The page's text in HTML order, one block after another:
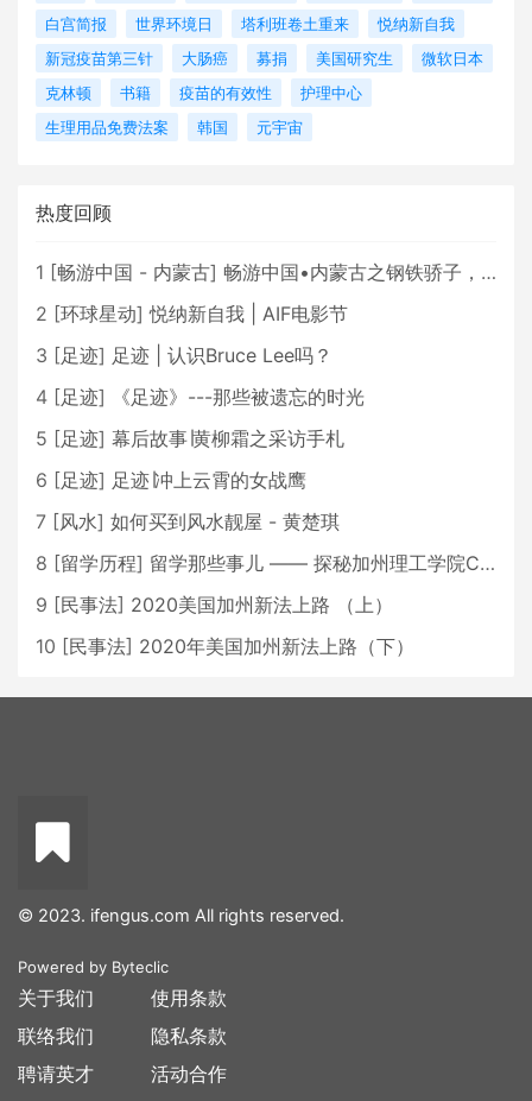
白宫简报
世界环境日 塔利班卷土重来
悦纳新自我
新冠疫苗第三针
大肠癌 募捐 美国研究生
微软日本
克林顿
书籍 疫苗的有效性
护理中心
生理用品免费法案
韩国 元宇宙
热度回顾
1 [畅游中国 - 内蒙古] 畅游中国•内蒙古之钢铁骄子，魅力包头
2 [环球星动] 悦纳新自我 | AIF电影节
3 [足迹] 足迹 | 认识Bruce Lee吗？
4 [足迹]
《足迹》---那些被遗忘的时光
5 [足迹] 幕后故事∣黄柳霜之采访手札
6 [足迹] 足迹∣冲上云霄的女战鹰
7 [风水] 如何买到风水靓屋 - 黄楚琪
8 [留学历程] 留学那些事儿 —— 探秘加州理工学院Caltech博士生活 [上集]
9 [民事法] 2020美国加州新法上路 （上）
10 [民事法] 2020年美国加州新法上路（下）
© 2023. ifengus.com All rights reserved.
Powered by Byteclic
关于我们
联络我们
聘请英才
使用条款
隐私条款
活动合作